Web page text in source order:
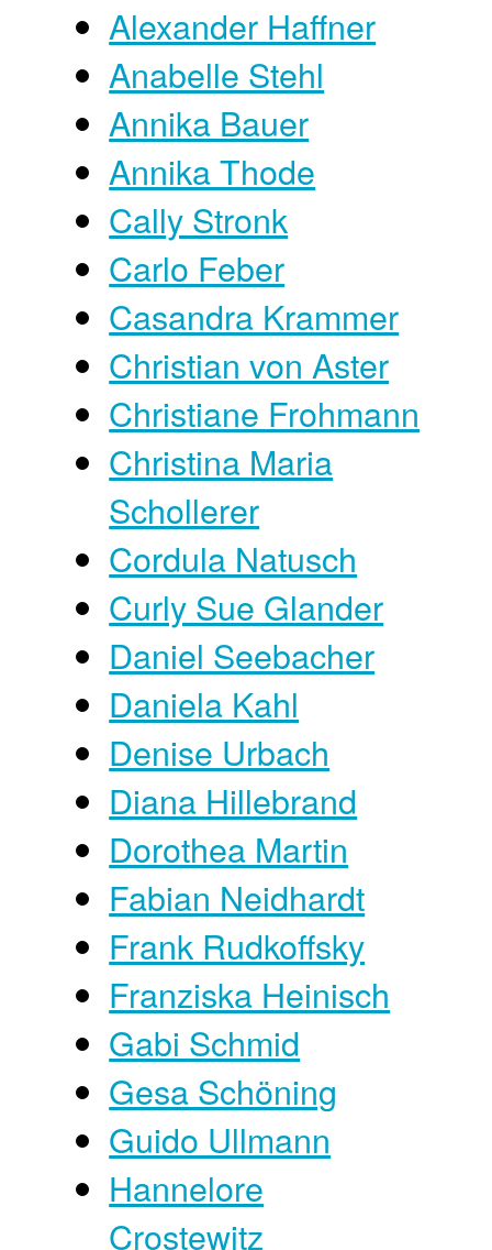
Alexander Haffner
Anabelle Stehl
Annika Bauer
Annika Thode
Cally Stronk
Carlo Feber
Casandra Krammer
Christian von Aster
Christiane Frohmann
Christina Maria
Schollerer
Cordula Natusch
Curly Sue Glander
Daniel Seebacher
Daniela Kahl
Denise Urbach
Diana Hillebrand
Dorothea Martin
Fabian Neidhardt
Frank Rudkoffsky
Franziska Heinisch
Gabi Schmid
Gesa Schöning
Guido Ullmann
Hannelore
Crostewitz